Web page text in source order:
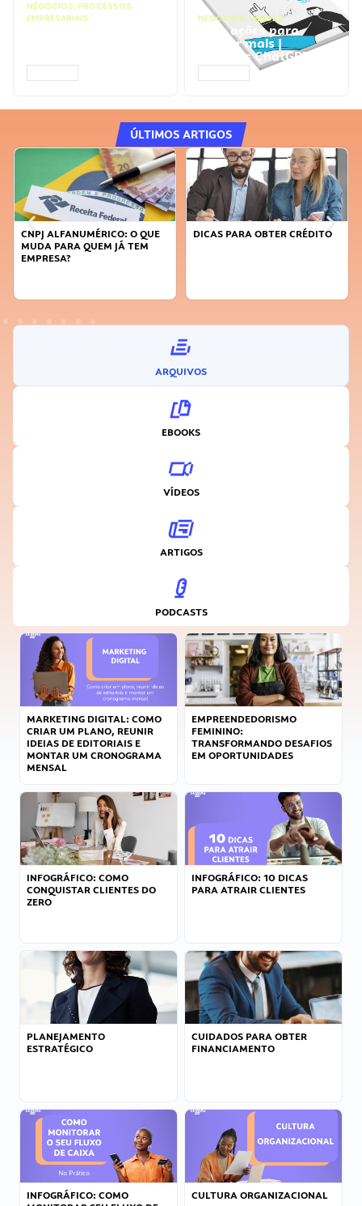
NEGÓCIOS, PROCESSOS
EMPRESARIAIS
NEGÓCIOS, VENDAS
Faça ações para
vender mais |
Prompts ChatGPT
ÚLTIMOS ARTIGOS
DICAS PARA OBTER CRÉDITO
FAÇA A DIFERENÇA: SEJA
ARQUIVOS
EBOOKS
VÍDEOS
ARTIGOS
PODCASTS
MARKETING DIGITAL: COMO
CRIAR UM PLANO, REUNIR
IDEIAS DE EDITORIAIS E
MONTAR UM CRONOGRAMA
MENSAL
EMPREENDEDORISMO
FEMININO:
TRANSFORMANDO DESAFIOS
EM OPORTUNIDADES
INFOGRÁFICO: COMO
CONQUISTAR CLIENTES DO
ZERO
INFOGRÁFICO: 10 DICAS
PARA ATRAIR CLIENTES
PLANEJAMENTO
ESTRATÉGICO
CUIDADOS PARA OBTER
FINANCIAMENTO
INFOGRÁFICO: COMO
CULTURA ORGANIZACIONAL